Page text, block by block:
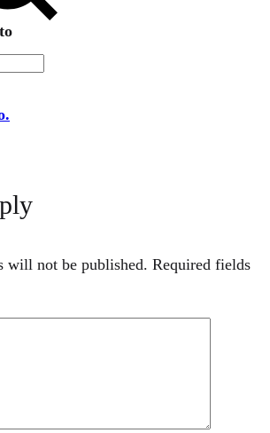
will not be published. Required fields